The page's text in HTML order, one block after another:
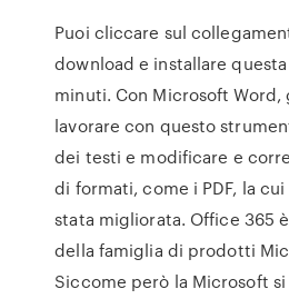
Puoi cliccare sul
download e installare
minuti. Con Microsoft
lavorare con questo
dei testi e modificare e
di formati, come i PDF, la
stata migliorata. Office 365
della famiglia di prodotti
Siccome però la Microsoft